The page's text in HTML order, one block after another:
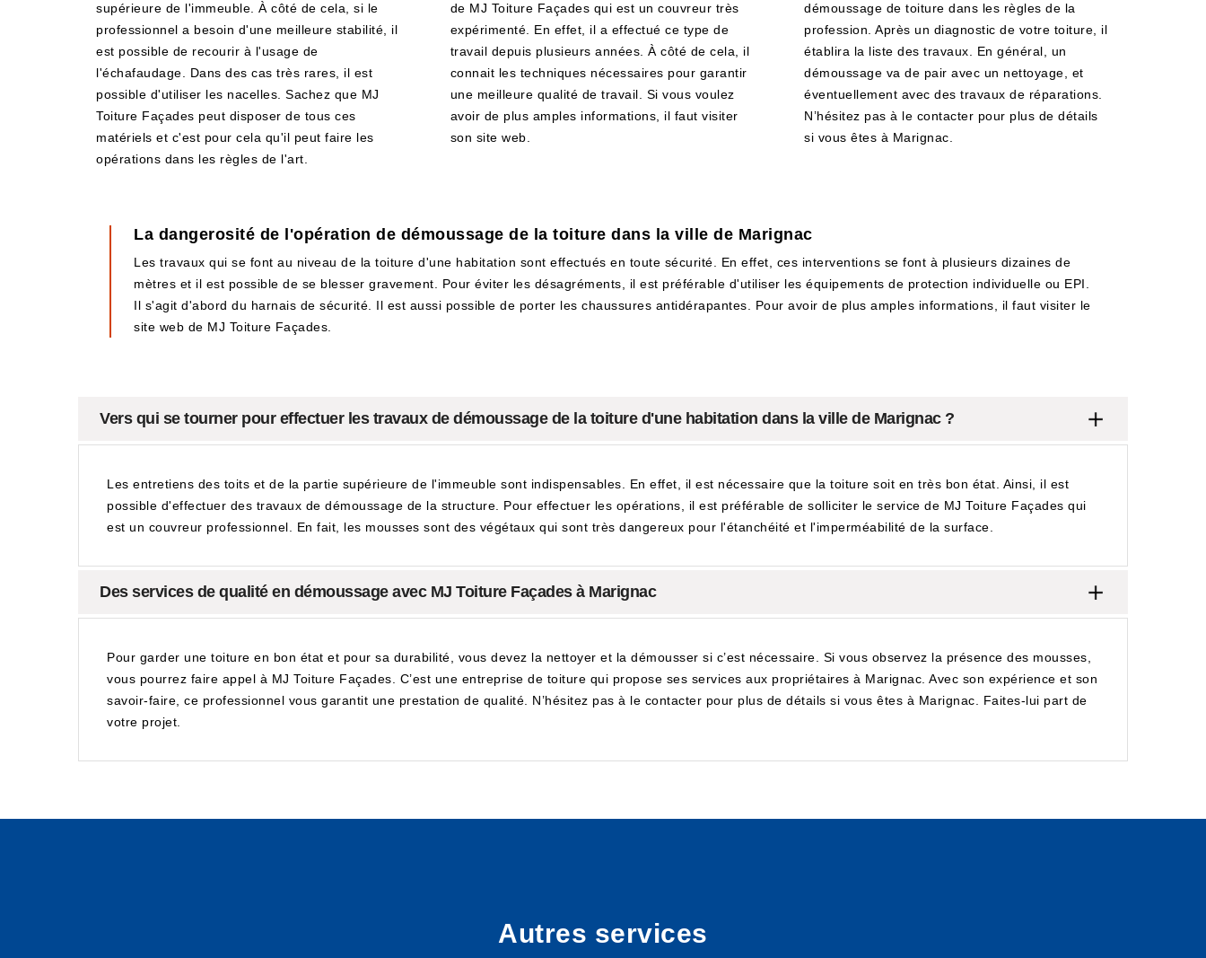
supérieure de l'immeuble. À côté de cela, si le
professionnel a besoin d'une meilleure stabilité, il
est possible de recourir à l'usage de
l'échafaudage. Dans des cas très rares, il est
possible d'utiliser les nacelles. Sachez que MJ
Toiture Façades peut disposer de tous ces
matériels et c'est pour cela qu'il peut faire les
opérations dans les règles de l'art.
de MJ Toiture Façades qui est un couvreur très
expérimenté. En effet, il a effectué ce type de
travail depuis plusieurs années. À côté de cela, il
connait les techniques nécessaires pour garantir
une meilleure qualité de travail. Si vous voulez
avoir de plus amples informations, il faut visiter
son site web.
démoussage de toiture dans les règles de la
profession. Après un diagnostic de votre toiture, il
établira la liste des travaux. En général, un
démoussage va de pair avec un nettoyage, et
éventuellement avec des travaux de réparations.
N’hésitez pas à le contacter pour plus de détails
si vous êtes à Marignac.
La dangerosité de l'opération de démoussage de la toiture dans la ville de Marignac
Les travaux qui se font au niveau de la toiture d'une habitation sont effectués en toute sécurité. En effet, ces interventions se font à plusieurs dizaines de
mètres et il est possible de se blesser gravement. Pour éviter les désagréments, il est préférable d'utiliser les équipements de protection individuelle ou EPI.
Il s'agit d'abord du harnais de sécurité. Il est aussi possible de porter les chaussures antidérapantes. Pour avoir de plus amples informations, il faut visiter le
site web de MJ Toiture Façades.
Vers qui se tourner pour effectuer les travaux de démoussage de la toiture d'une habitation dans la ville de Marignac ?
Les entretiens des toits et de la partie supérieure de l'immeuble sont indispensables. En effet, il est nécessaire que la toiture soit en très bon état. Ainsi, il est
possible d'effectuer des travaux de démoussage de la structure. Pour effectuer les opérations, il est préférable de solliciter le service de MJ Toiture Façades qui
est un couvreur professionnel. En fait, les mousses sont des végétaux qui sont très dangereux pour l'étanchéité et l'imperméabilité de la surface.
Des services de qualité en démoussage avec MJ Toiture Façades à Marignac
Pour garder une toiture en bon état et pour sa durabilité, vous devez la nettoyer et la démousser si c’est nécessaire. Si vous observez la présence des mousses,
vous pourrez faire appel à MJ Toiture Façades. C’est une entreprise de toiture qui propose ses services aux propriétaires à Marignac. Avec son expérience et son
savoir-faire, ce professionnel vous garantit une prestation de qualité. N’hésitez pas à le contacter pour plus de détails si vous êtes à Marignac. Faites-lui part de
votre projet.
Autres services